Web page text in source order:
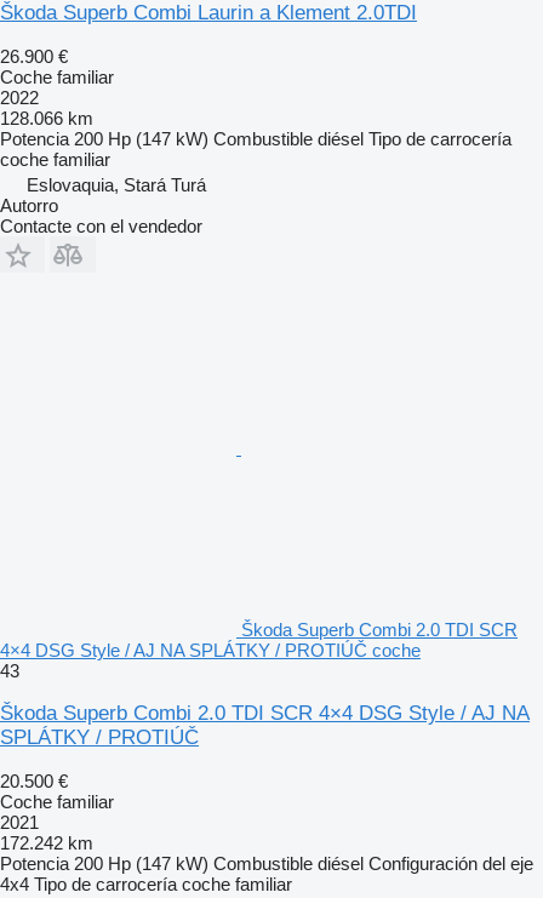
Škoda Superb Combi Laurin a Klement 2.0TDI
26.900 €
Coche familiar
2022
128.066 km
Potencia 200 Hp (147 kW) Combustible diésel Tipo de carrocería
coche familiar
Eslovaquia, Stará Turá
Autorro
Contacte con el vendedor
Škoda Superb Combi 2.0 TDI SCR
4×4 DSG Style / AJ NA SPLÁTKY / PROTIÚČ coche
43
Škoda Superb Combi 2.0 TDI SCR 4×4 DSG Style / AJ NA
SPLÁTKY / PROTIÚČ
20.500 €
Coche familiar
2021
172.242 km
Potencia 200 Hp (147 kW) Combustible diésel Configuración del eje
4x4 Tipo de carrocería coche familiar